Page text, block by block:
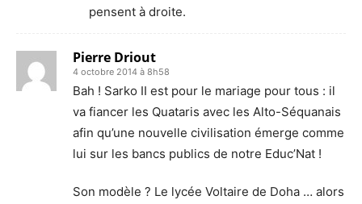
pensent à droite.
Pierre Driout
4 octobre 2014 à 8h58
Bah ! Sarko II est pour le mariage pour tous : il
va fiancer les Quataris avec les Alto-Séquanais
afin qu’une nouvelle civilisation émerge comme
lui sur les bancs publics de notre Educ’Nat !
Son modèle ? Le lycée Voltaire de Doha … alors